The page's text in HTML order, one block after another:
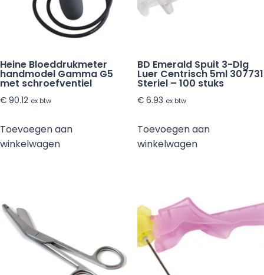
Heine Bloeddrukmeter
handmodel Gamma G5
met schroefventiel
€ 90.12 ex btw
Toevoegen aan
winkelwagen
BD Emerald Spuit 3-Dlg
Luer Centrisch 5ml 307731
Steriel – 100 stuks
€6.93 ex btw
Toevoegen aan
winkelwagen